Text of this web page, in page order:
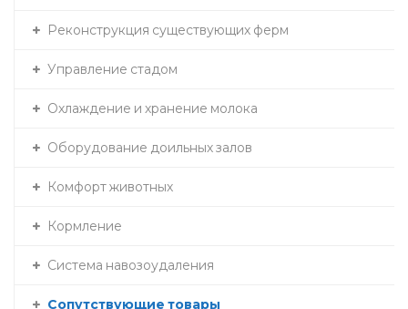
Реконструкция существующих ферм
Управление стадом
Охлаждение и хранение молока
Оборудование доильных залов
Комфорт животных
Кормление
Система навозоудаления
Сопутствующие товары